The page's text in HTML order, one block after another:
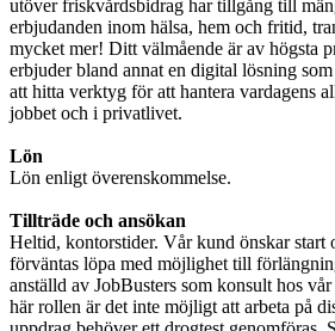
utöver friskvårdsbidrag har tillgång till
erbjudanden inom hälsa, hem och fritid,
mycket mer! Ditt välmående är av högsta
erbjuder bland annat en digital lösning
att hitta verktyg för att hantera vardagens
jobbet och i privatlivet.
Lön
Lön enligt överenskommelse.
Tillträde och ansökan
Heltid, kontorstider. Vår kund önskar start
förväntas löpa med möjlighet till
anställd av JobBusters som konsult hos
här rollen är det inte möjligt att arbeta på